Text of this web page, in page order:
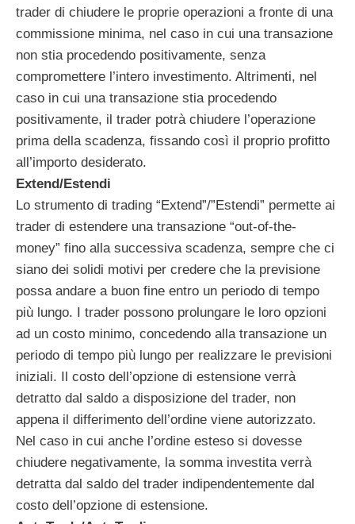
trader di chiudere le proprie operazioni a fronte di una
commissione minima, nel caso in cui una transazione
non stia procedendo positivamente, senza
compromettere l’intero investimento. Altrimenti, nel
caso in cui una transazione stia procedendo
positivamente, il trader potrà chiudere l’operazione
prima della scadenza, fissando così il proprio profitto
all’importo desiderato.
Extend/Estendi
Lo strumento di trading “Extend”/”Estendi” permette ai
trader di estendere una transazione “out-of-the-
money” fino alla successiva scadenza, sempre che ci
siano dei solidi motivi per credere che la previsione
possa andare a buon fine entro un periodo di tempo
più lungo. I trader possono prolungare le loro opzioni
ad un costo minimo, concedendo alla transazione un
periodo di tempo più lungo per realizzare le previsioni
iniziali. Il costo dell’opzione di estensione verrà
detratto dal saldo a disposizione del trader, non
appena il differimento dell’ordine viene autorizzato.
Nel caso in cui anche l’ordine esteso si dovesse
chiudere negativamente, la somma investita verrà
detratta dal saldo del trader indipendentemente dal
costo dell’opzione di estensione.